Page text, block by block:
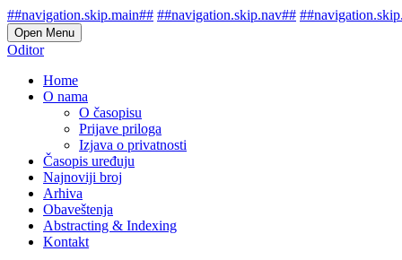
##navigation.skip.main## ##navigation.skip.nav##
Open Menu
Oditor
Home
O nama
O časopisu
Prijave priloga
Izjava o privatnosti
Časopis uređuju
Najnoviji broj
Arhiva
Obaveštenja
Abstracting & Indexing
Kontakt